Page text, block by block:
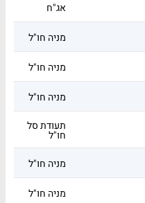
אג"ח
מניה חו"ל
מניה חו"ל
מניה חו"ל
תעודת סל
חו"ל
מניה חו"ל
מניה חו"ל